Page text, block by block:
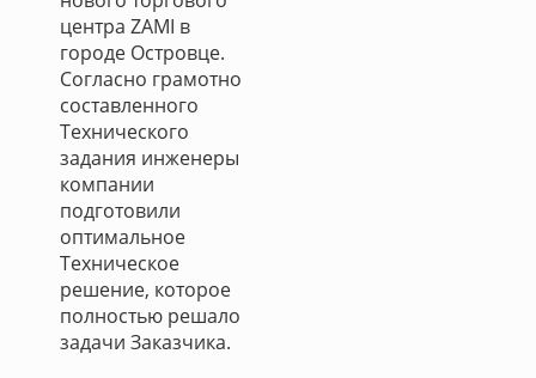
центра ZAMI в
городе Островце.
Согласно грамотно
составленного
Технического
задания инженеры
компании
подготовили
оптимальное
Техническое
решение, которое
полностью решало
задачи Заказчика.